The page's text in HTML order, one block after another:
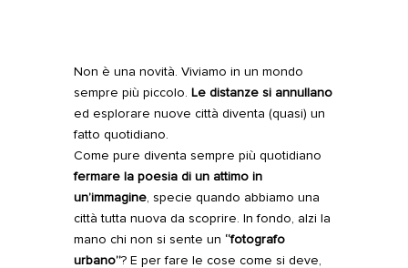
Non è una novità. Viviamo in un mondo
sempre più piccolo. Le distanze si annullano
ed esplorare nuove città diventa (quasi) un
fatto quotidiano.
Come pure diventa sempre più quotidiano
fermare la poesia di un attimo in
un’immagine, specie quando abbiamo una
città tutta nuova da scoprire. In fondo, alzi la
mano chi non si sente un “fotografo
urbano”? E per fare le cose come si deve,